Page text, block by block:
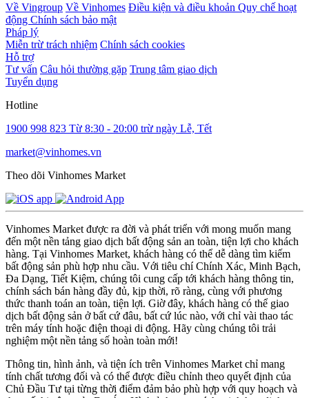
Về Vingroup Về Vinhomes Điều kiện và điều khoản Quy chế hoạt
động Chính sách bảo mật
Pháp lý
Miễn trừ trách nhiệm Chính sách cookies
Hỗ trợ
Tư vấn Câu hỏi thường gặp Trung tâm giao dịch
Tuyển dụng
Hotline
1900 998 823 Từ 8:30 - 20:00 trừ ngày Lễ, Tết
market@vinhomes.vn
Theo dõi Vinhomes Market
Vinhomes Market được ra đời và phát triển với mong muốn mang
đến một nền tảng giao dịch bất động sản an toàn, tiện lợi cho khách
hàng. Tại Vinhomes Market, khách hàng có thể dễ dàng tìm kiếm
bất động sản phù hợp nhu cầu. Với tiêu chí Chính Xác, Minh Bạch,
Đa Dạng, Tiết Kiệm, chúng tôi cung cấp tới khách hàng thông tin,
chính sách bán hàng đầy đủ, kịp thời, rõ ràng, cùng với phương
thức thanh toán an toàn, tiện lợi. Giờ đây, khách hàng có thể giao
dịch bất động sản ở bất cứ đâu, bất cứ lúc nào, với chỉ vài thao tác
trên máy tính hoặc điện thoại di động. Hãy cùng chúng tôi trải
nghiệm một nền tảng số hoàn toàn mới!
Thông tin, hình ảnh, và tiện ích trên Vinhomes Market chỉ mang
tính chất tương đối và có thể được điều chỉnh theo quyết định của
Chủ Đầu Tư tại từng thời điểm đảm bảo phù hợp với quy hoạch và